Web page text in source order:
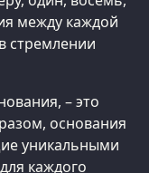
между каждой
стремлении
– это
основания
уникальными
каждого